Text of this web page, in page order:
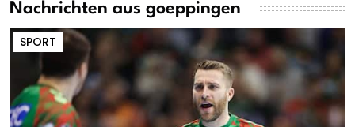
Nachrichten aus goeppingen
SPORT